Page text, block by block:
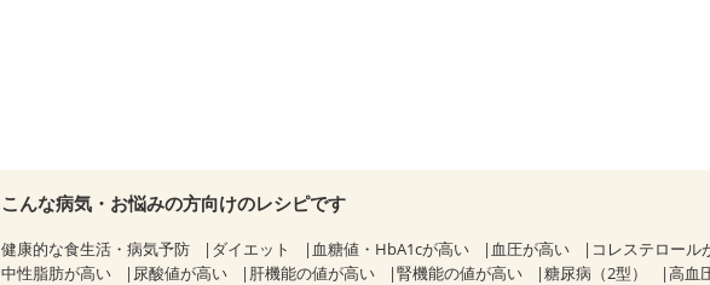
こんな病気・お悩みの方向けのレシピです
健康的な食生活・病気予防 ダイエット 血糖値・HbA1cが高い 血圧が高い
コレステロール
中性脂肪が高い
尿酸値が高い 肝機能の値が高い 腎機能の値が高い 糖尿病（2型） 高血